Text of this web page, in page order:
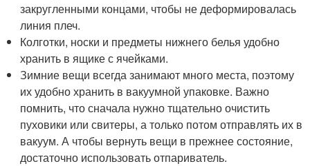
закругленными концами, чтобы не деформировалась
линия плеч.
Колготки, носки и предметы нижнего белья удобно
хранить в ящике с ячейками.
Зимние вещи всегда занимают много места, поэтому
их удобно хранить в вакуумной упаковке. Важно
помнить, что сначала нужно тщательно очистить
пуховики или свитеры, а только потом отправлять их в
вакуум. А чтобы вернуть вещи в прежнее состояние,
достаточно использовать отпариватель.